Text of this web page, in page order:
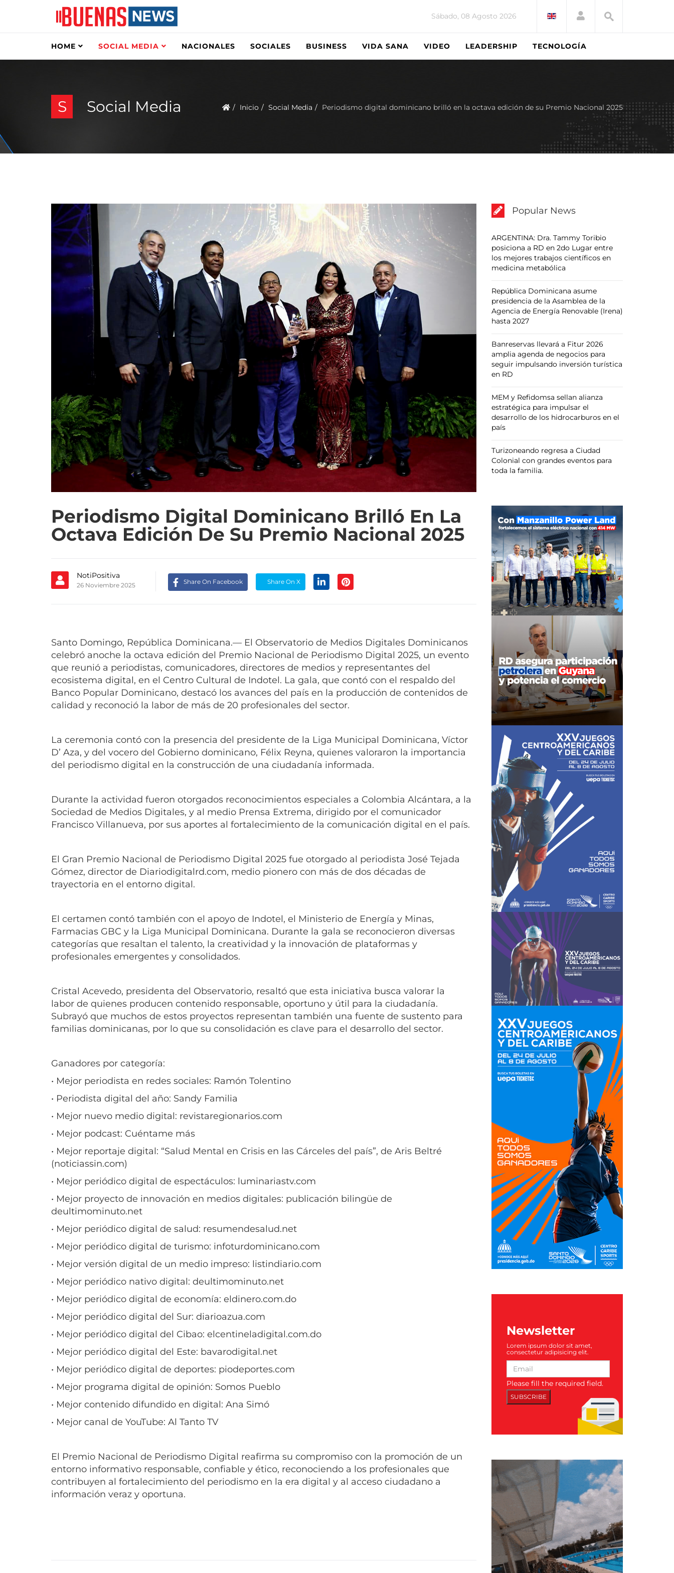
Sábado, 08 Agosto 2026
HOME SOCIAL MEDIA NACIONALES SOCIALES BUSINESS VIDA SANA VIDEO LEADERSHIP TECNOLOGÍA
S Social Media Inicio Social Media Periodismo digital dominicano brilló en la octava edición de su Premio Nacional 2025
Periodismo Digital Dominicano Brilló En La
Octava Edición De Su Premio Nacional 2025
NotiPositiva
26 Noviembre 2025 Share On Facebook Share On X
Santo Domingo, República Dominicana.— El Observatorio de Medios Digitales Dominicanos
celebró anoche la octava edición del Premio Nacional de Periodismo Digital 2025, un evento
que reunió a periodistas, comunicadores, directores de medios y representantes del
ecosistema digital, en el Centro Cultural de Indotel. La gala, que contó con el respaldo del
Banco Popular Dominicano, destacó los avances del país en la producción de contenidos de
calidad y reconoció la labor de más de 20 profesionales del sector.
La ceremonia contó con la presencia del presidente de la Liga Municipal Dominicana, Víctor
D’ Aza, y del vocero del Gobierno dominicano, Félix Reyna, quienes valoraron la importancia
del periodismo digital en la construcción de una ciudadanía informada.
Durante la actividad fueron otorgados reconocimientos especiales a Colombia Alcántara, a la
Sociedad de Medios Digitales, y al medio Prensa Extrema, dirigido por el comunicador
Francisco Villanueva, por sus aportes al fortalecimiento de la comunicación digital en el país.
El Gran Premio Nacional de Periodismo Digital 2025 fue otorgado al periodista José Tejada
Gómez, director de Diariodigitalrd.com, medio pionero con más de dos décadas de
trayectoria en el entorno digital.
El certamen contó también con el apoyo de Indotel, el Ministerio de Energía y Minas,
Farmacias GBC y la Liga Municipal Dominicana. Durante la gala se reconocieron diversas
categorías que resaltan el talento, la creatividad y la innovación de plataformas y
profesionales emergentes y consolidados.
Cristal Acevedo, presidenta del Observatorio, resaltó que esta iniciativa busca valorar la
labor de quienes producen contenido responsable, oportuno y útil para la ciudadanía.
Subrayó que muchos de estos proyectos representan también una fuente de sustento para
familias dominicanas, por lo que su consolidación es clave para el desarrollo del sector.
Ganadores por categoría:
• Mejor periodista en redes sociales: Ramón Tolentino
• Periodista digital del año: Sandy Familia
• Mejor nuevo medio digital: revistaregionarios.com
• Mejor podcast: Cuéntame más
• Mejor reportaje digital: “Salud Mental en Crisis en las Cárceles del país”, de Aris Beltré
(noticiassin.com)
• Mejor periódico digital de espectáculos: luminariastv.com
• Mejor proyecto de innovación en medios digitales: publicación bilingüe de
deultimominuto.net
• Mejor periódico digital de salud: resumendesalud.net
• Mejor periódico digital de turismo: infoturdominicano.com
• Mejor versión digital de un medio impreso: listindiario.com
• Mejor periódico nativo digital: deultimominuto.net
• Mejor periódico digital de economía: eldinero.com.do
• Mejor periódico digital del Sur: diarioazua.com
• Mejor periódico digital del Cibao: elcentineladigital.com.do
• Mejor periódico digital del Este: bavarodigital.net
• Mejor periódico digital de deportes: piodeportes.com
• Mejor programa digital de opinión: Somos Pueblo
• Mejor contenido difundido en digital: Ana Simó
• Mejor canal de YouTube: Al Tanto TV
El Premio Nacional de Periodismo Digital reafirma su compromiso con la promoción de un
entorno informativo responsable, confiable y ético, reconociendo a los profesionales que
contribuyen al fortalecimiento del periodismo en la era digital y al acceso ciudadano a
información veraz y oportuna.
Popular News
ARGENTINA: Dra. Tammy Toribio
posiciona a RD en 2do Lugar entre
los mejores trabajos científicos en
medicina metabólica
República Dominicana asume
presidencia de la Asamblea de la
Agencia de Energía Renovable (Irena)
hasta 2027
Banreservas llevará a Fitur 2026
amplia agenda de negocios para
seguir impulsando inversión turística
en RD
MEM y Refidomsa sellan alianza
estratégica para impulsar el
desarrollo de los hidrocarburos en el
país
Turizoneando regresa a Ciudad
Colonial con grandes eventos para
toda la familia.
Newsletter
Lorem ipsum dolor sit amet,
consectetur adipisicing elit.
Please fill the required field.
SUBSCRIBE